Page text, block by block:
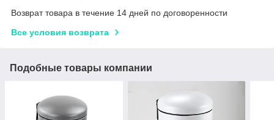
Возврат товара в течение 14 дней по договоренности
Все условия возврата
Подобные товары компании